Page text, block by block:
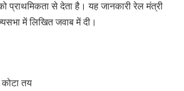
प्राथमिकता से देता है। यह जानकारी रेल मंत्री
में लिखित जवाब में दी।
कोटा तय